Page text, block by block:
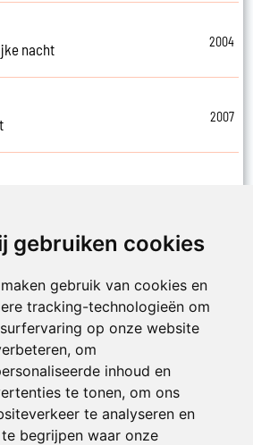
gebruiken cookies
gebruik van cookies en
tracking-technologieën om
op onze website
om
inhoud en
te tonen, om ons
te analyseren en
begrijpen waar onze
nacht
2004
2007